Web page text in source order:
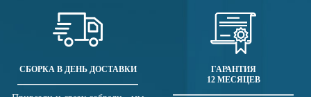
СБОРКА В ДЕНЬ ДОСТАВКИ
ГАРАНТИЯ
12 МЕСЯЦЕВ